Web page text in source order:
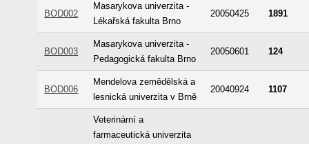
BOD002
Masarykova univerzita -
Lékařská fakulta Brno
20050425 1891
BOD003
Masarykova univerzita -
Pedagogická fakulta Brno
20050601 124
BOD006
Mendelova zemědělská a
lesnická univerzita v Brně
20040924 1107
Veterinární a
farmaceutická univerzita